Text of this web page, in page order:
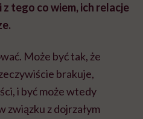
tego co wiem, ich relacje
Może być tak, że
brakuje,
i być może wtedy
związku z dojrzałym